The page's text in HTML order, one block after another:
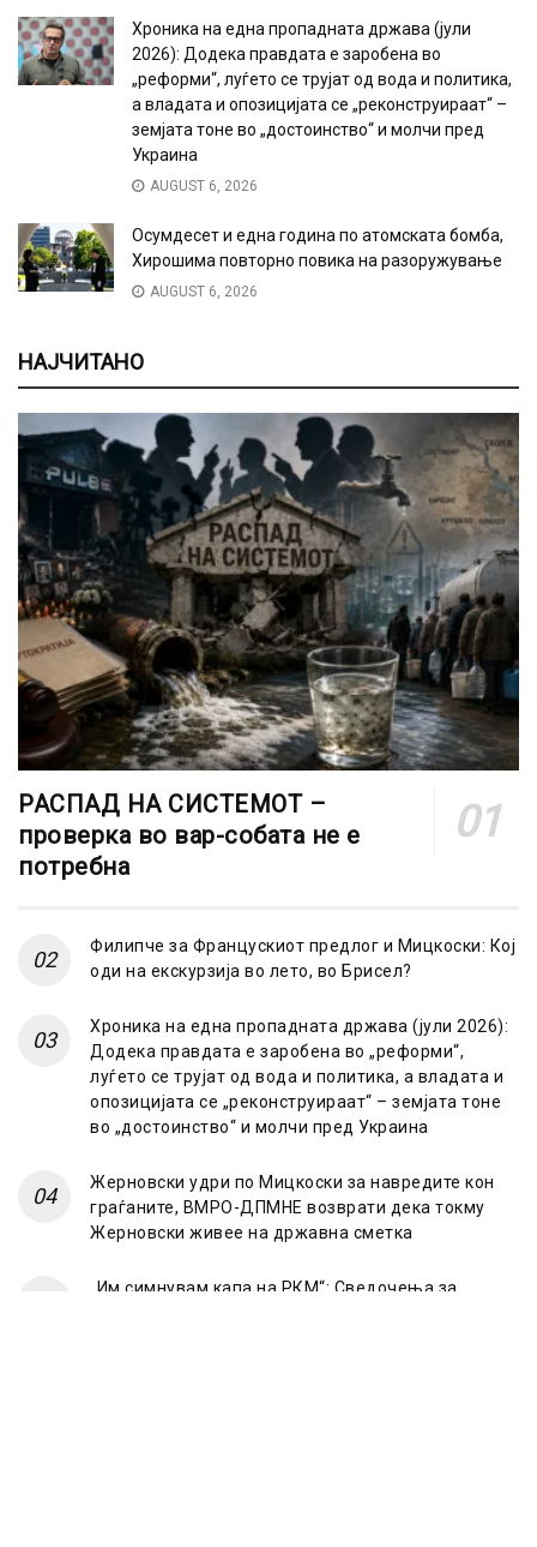
Хроника на една пропадната држава (јули
2026): Додека правдата е заробена во
„реформи“, луѓето се трујат од вода и политика,
а владата и опозицијата се „реконструираат“ –
земјата тоне во „достоинство“ и молчи пред
Украина
AUGUST 6, 2026
Осумдесет и една година по атомската бомба,
Хирошима повторно повика на разоружување
AUGUST 6, 2026
НАЈЧИТАНО
РАСПАД НА СИСТЕМОТ –
проверка во вар-собата не е
потребна
Филипче за Францускиот предлог и Мицкоски: Кој
оди на екскурзија во лето, во Брисел?
Хроника на една пропадната држава (јули 2026):
Додека правдата е заробена во „реформи“,
луѓето се трујат од вода и политика, а владата и
опозицијата се „реконструираат“ – земјата тоне
во „достоинство“ и молчи пред Украина
Жерновски удри по Мицкоски за навредите кон
граѓаните, ВМРО-ДПМНЕ возврати дека токму
Жерновски живее на државна сметка
„Им симнувам капа на РКМ“: Сведочења за